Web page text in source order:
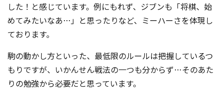
した！と感じています。例にもれず、ジブンも「将棋、始
めてみたいなあ…」と思ったりなど、ミーハーさを体現し
ております。
駒の動かし方といった、最低限のルールは把握しているつ
もりですが、いかんせん戦法の一つも分からず…そのあた
りの勉強から必要だと思っています。